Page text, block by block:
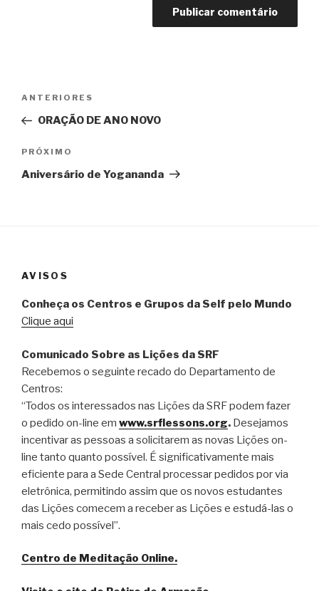
Post
Post
anterior
ANTERIORES
ORAÇÃO DE ANO NOVO
Próximo
post
PRÓXIMO
Aniversário de Yogananda
AVISOS
Conheça os Centros e Grupos da Self pelo Mundo
Clique aqui
Comunicado Sobre as Lições da SRF
Recebemos o seguinte recado do Departamento de
Centros:
“Todos os interessados nas Lições da SRF podem fazer
o pedido on-line em www.srflessons.org. Desejamos
incentivar as pessoas a solicitarem as novas Lições on-
line tanto quanto possível. É significativamente mais
eficiente para a Sede Central processar pedidos por via
eletrônica, permitindo assim que os novos estudantes
das Lições comecem a receber as Lições e estudá-las o
mais cedo possível”.
Centro de Meditação Online.